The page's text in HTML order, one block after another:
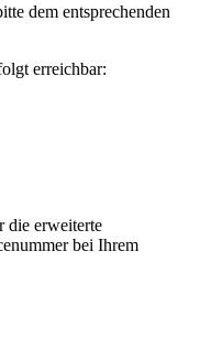
dem entsprechenden
erreichbar:
die erweiterte
bei Ihrem